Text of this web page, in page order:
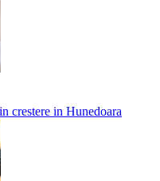
crestere in Hunedoara